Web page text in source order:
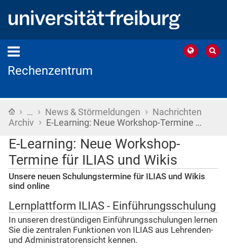
Rechenzentrum
Startseite
› … › News & Störmeldungen › Nachrichten
Archiv › E-Learning: Neue Workshop-Termine …
E-Learning: Neue Workshop-
Termine für ILIAS und Wikis
Unsere neuen Schulungstermine für ILIAS und Wikis
sind online
Lernplattform ILIAS - Einführungsschulung
In unseren drestündigen Einführungsschulungen lernen
Sie die zentralen Funktionen von ILIAS aus Lehrenden-
und Administratorensicht kennen.